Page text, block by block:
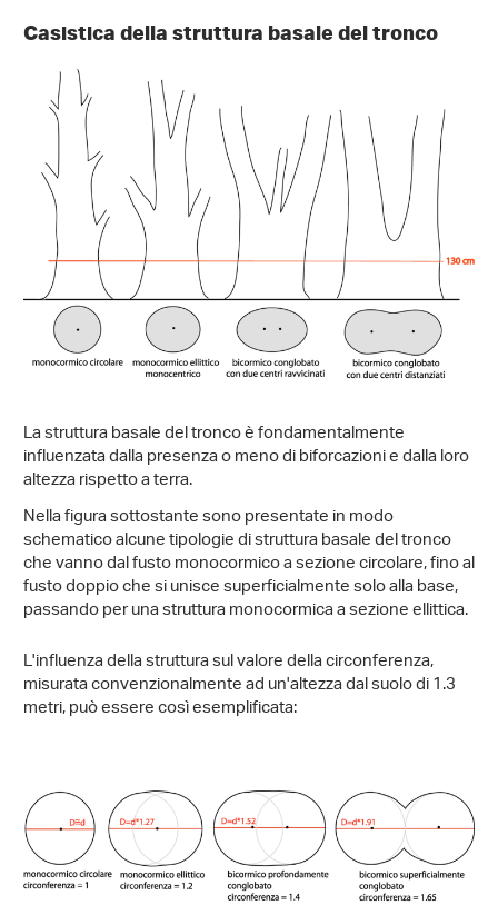
Casistica della struttura basale del tronco
La struttura basale del tronco è fondamentalmente
influenzata dalla presenza o meno di biforcazioni e dalla loro
altezza rispetto a terra.
Nella figura sottostante sono presentate in modo
schematico alcune tipologie di struttura basale del tronco
che vanno dal fusto monocormico a sezione circolare, fino al
fusto doppio che si unisce superficialmente solo alla base,
passando per una struttura monocormica a sezione ellittica.
L'influenza della struttura sul valore della circonferenza,
misurata convenzionalmente ad un'altezza dal suolo di 1.3
metri, può essere così esemplificata: